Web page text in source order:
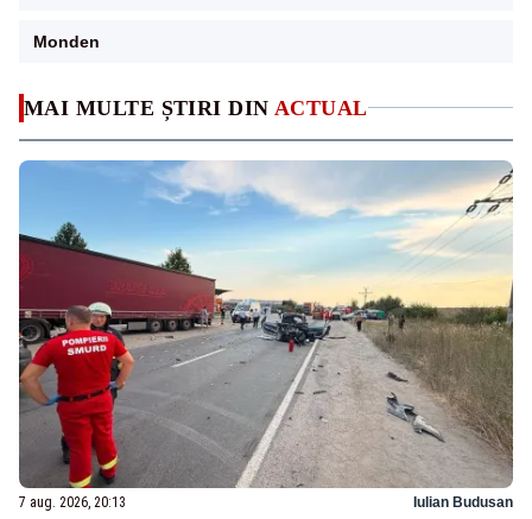
MAI MULTE ȘTIRI DIN ACTUAL
7 aug. 2026, 20:13 Iulian Budusan
Monden